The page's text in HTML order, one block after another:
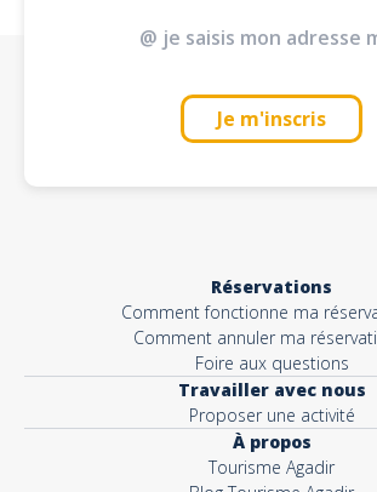
Je m'inscris
Réservations
Comment fonctionne ma
Comment annuler ma
Foire aux questions
Travailler avec nous
Proposer une activité
À propos
Tourisme Agadir